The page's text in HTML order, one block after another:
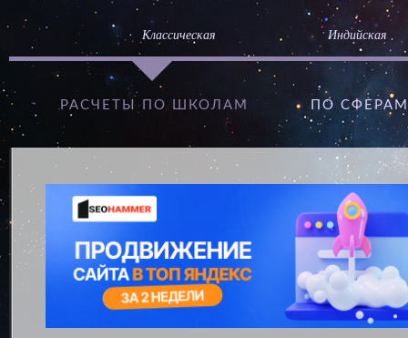
Классическая Индийская
РАСЧЕТЫ ПО ШКОЛАМ ПО